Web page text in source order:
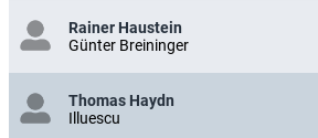
Rainer Haustein
Günter Breininger
Thomas Haydn
Illuescu